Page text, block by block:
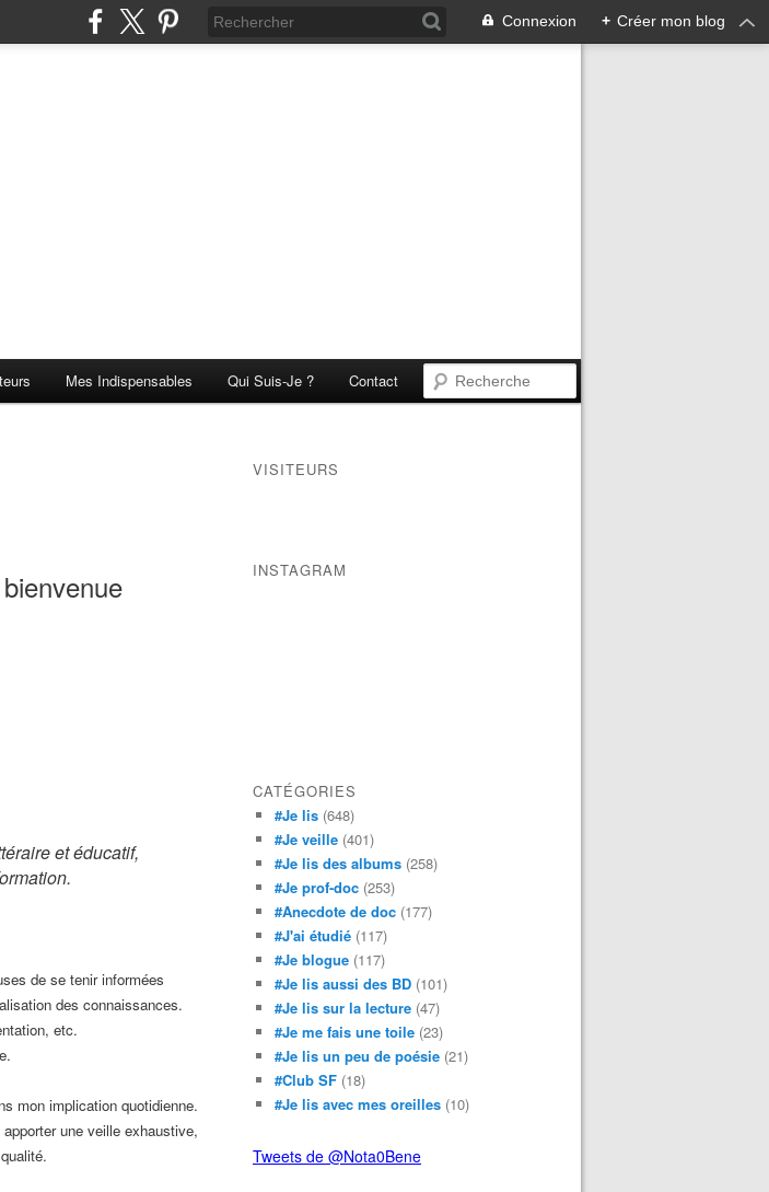
Connexion + Créer mon blog
Mes Indispensables Qui Suis-Je ? Contact
et éducatif,
de se tenir informées
des connaissances.
etc.
mon implication quotidienne.
une veille exhaustive,
VISITEURS
INSTAGRAM
CATÉGORIES
#Je lis (648)
#Je veille (401)
#Je lis des albums (258)
#Je prof-doc (253)
#Anecdote de doc (177)
#J'ai étudié (117)
#Je blogue (117)
#Je lis aussi des BD (101)
#Je lis sur la lecture (47)
#Je me fais une toile (23)
#Je lis un peu de poésie (21)
#Club SF (18)
#Je lis avec mes oreilles (10)
Tweets de @Nota0Bene